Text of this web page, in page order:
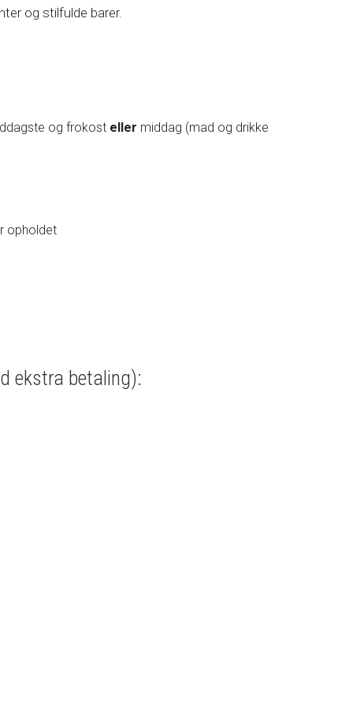
og stilfulde barer.
og frokost eller middag (mad og drikke
opholdet
ekstra betaling):